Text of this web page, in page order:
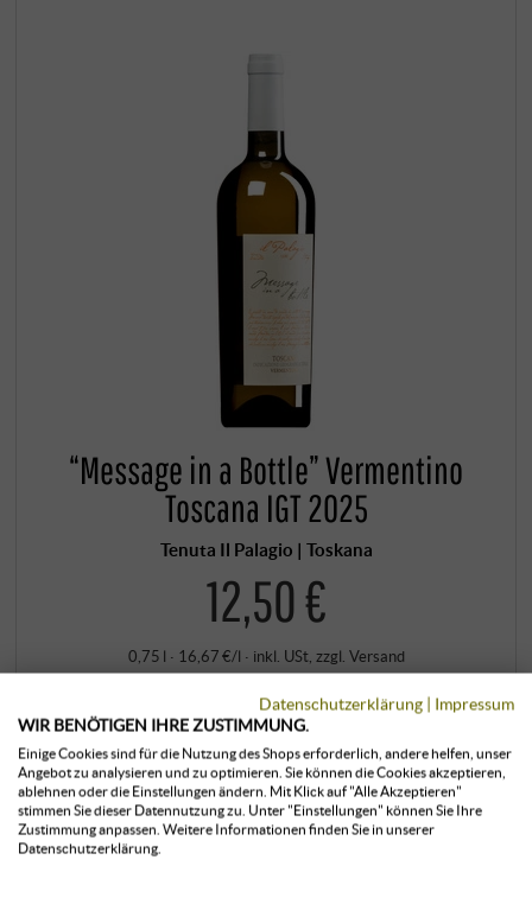
“Message in a Bottle” Vermentino
Toscana IGT 2025
Tenuta Il Palagio | Toskana
12,50 €
0,75 l · 16,67 €/l · inkl. USt, zzgl. Versand
–
KAUFEN
klimatisiert gelagert sofort verfügbar
Datenschutzerklärung | Impressum
WIR BENÖTIGEN IHRE ZUSTIMMUNG.
Einige Cookies sind für die Nutzung des Shops erforderlich, andere helfen, unser
Angebot zu analysieren und zu optimieren. Sie können die Cookies akzeptieren,
ablehnen oder die Einstellungen ändern. Mit Klick auf "Alle Akzeptieren"
stimmen Sie dieser Datennutzung zu. Unter "Einstellungen" können Sie Ihre
Zustimmung anpassen. Weitere Informationen finden Sie in unserer
Datenschutzerklärung.